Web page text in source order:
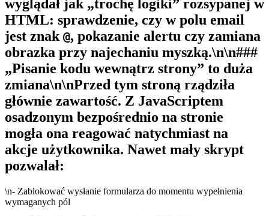
wyglądał jak „trochę logiki” rozsypanej w
HTML: sprawdzenie, czy w polu email
jest znak @, pokazanie alertu czy zamiana
obrazka przy najechaniu myszką.\n\n###
„Pisanie kodu wewnątrz strony” to duża
zmiana\n\nPrzed tym stroną rządziła
głównie zawartość. Z JavaScriptem
osadzonym bezpośrednio na stronie
mogła ona reagować natychmiast na
akcje użytkownika. Nawet mały skrypt
pozwalał:
\n- Zablokować wysłanie formularza do momentu wypełnienia
wymaganych pól